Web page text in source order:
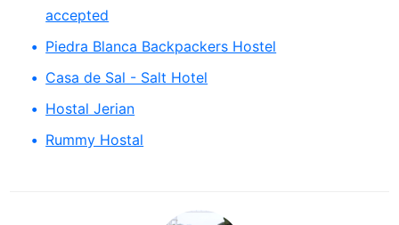
accepted
Piedra Blanca Backpackers Hostel
Casa de Sal - Salt Hotel
Hostal Jerian
Rummy Hostal